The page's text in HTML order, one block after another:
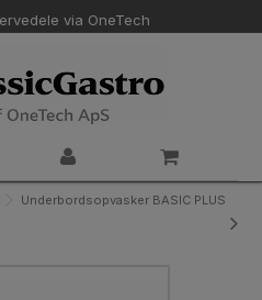
via OneTech
Underbordsopvasker BASIC PLUS